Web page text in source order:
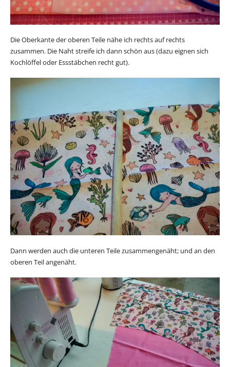
Die Oberkante der oberen Teile nähe ich rechts auf rechts
zusammen. Die Naht streife ich dann schön aus (dazu eignen sich
Kochlöffel oder Essstäbchen recht gut).
Dann werden auch die unteren Teile zusammengenäht; und an den
oberen Teil angenäht.